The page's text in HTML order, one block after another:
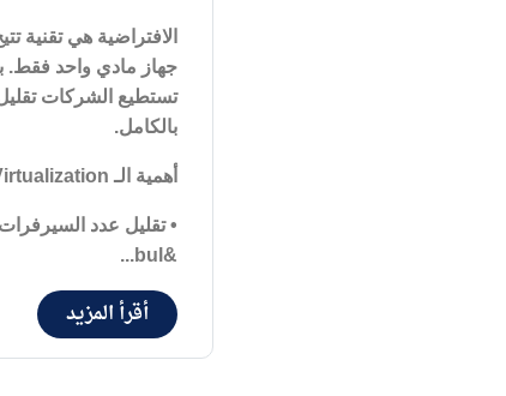
الافتراضية هي تقنية
جهاز مادي واحد فقط.
تستطيع الشركات تقليل
بالكامل.
أهمية الـVirtualization
•تقليل عدد السيرفرات
&bul...
أقرأ المزيد